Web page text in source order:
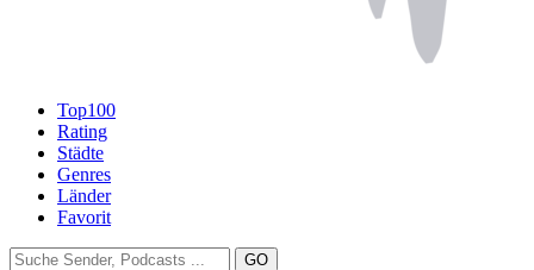
Top100
Rating
Städte
Genres
Länder
Favorit
GO